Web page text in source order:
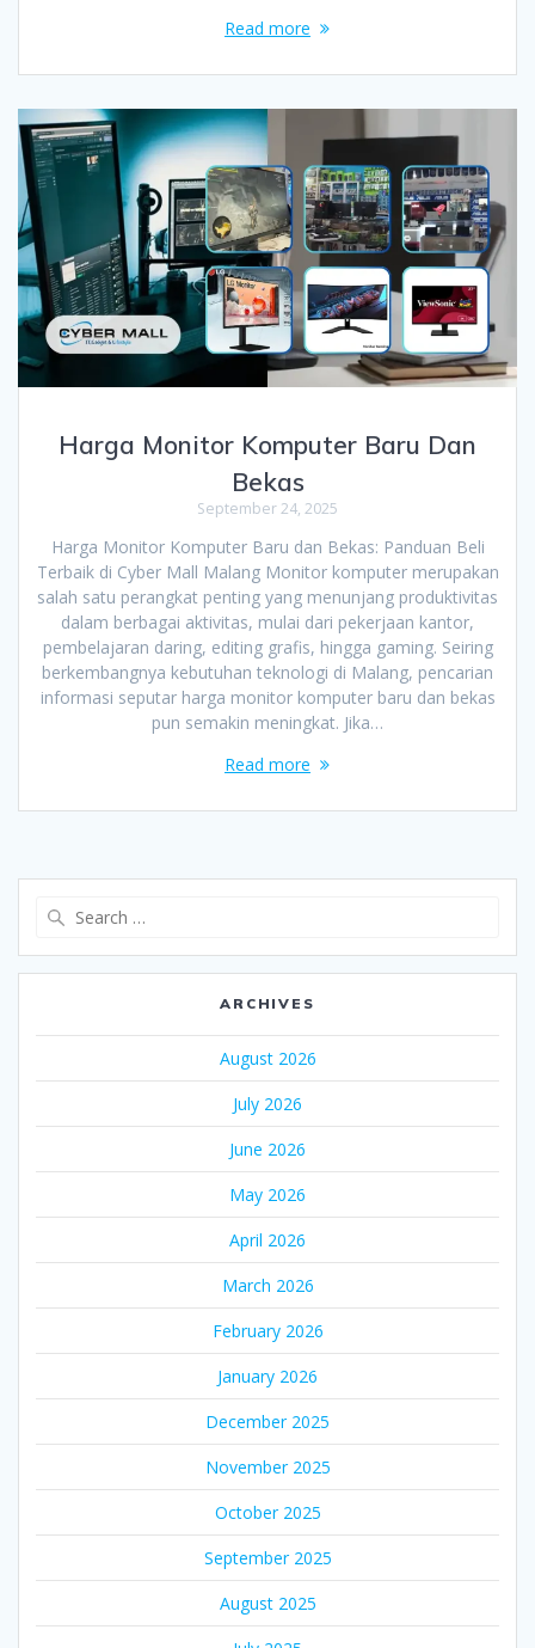
Read more
Harga Monitor Komputer Baru Dan
Bekas
September 24, 2025
Harga Monitor Komputer Baru dan Bekas: Panduan Beli
Terbaik di Cyber Mall Malang Monitor komputer merupakan
salah satu perangkat penting yang menunjang produktivitas
dalam berbagai aktivitas, mulai dari pekerjaan kantor,
pembelajaran daring, editing grafis, hingga gaming. Seiring
berkembangnya kebutuhan teknologi di Malang, pencarian
informasi seputar harga monitor komputer baru dan bekas
pun semakin meningkat. Jika…
Read more
ARCHIVES
August 2026
July 2026
June 2026
May 2026
April 2026
March 2026
February 2026
January 2026
December 2025
November 2025
October 2025
September 2025
August 2025